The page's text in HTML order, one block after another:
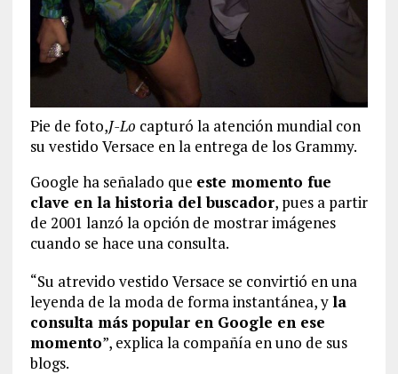
Pie de foto,J-Lo capturó la atención mundial con
su vestido Versace en la entrega de los Grammy.
Google ha señalado que este momento fue
clave en la historia del buscador, pues a partir
de 2001 lanzó la opción de mostrar imágenes
cuando se hace una consulta.
“Su atrevido vestido Versace se convirtió en una
leyenda de la moda de forma instantánea, yla
consulta más popular en Google en ese
momento”, explica la compañía en uno de sus
blogs.